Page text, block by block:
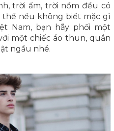
trời ấm, trời nồm đều có
thế nếu không biết mặc gì
Nam, bạn hãy phối một
một chiếc áo thun, quần
ngầu nhé.